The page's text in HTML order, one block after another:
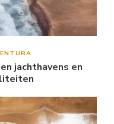
jachthavens en